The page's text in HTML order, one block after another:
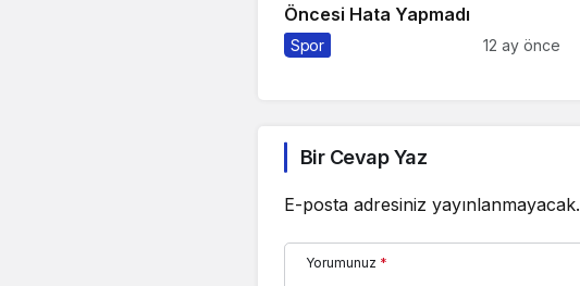
Öncesi Hata Yapmadı
Spor 12 ay önce
Bir Cevap Yaz
E-posta adresiniz yayınlanmayacak.
Yorumunuz *